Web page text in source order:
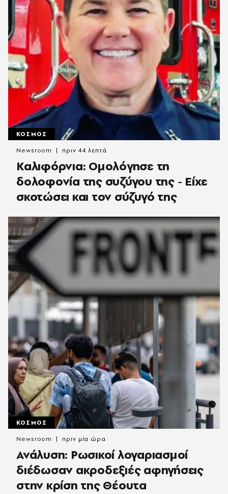
ΚΟΣΜΟΣ
Καλιφόρνια: Ομολόγησε τη
δολοφονία της συζύγου της - Είχε
σκοτώσει και τον σύζυγό της
Newsroom πριν 44 λεπτά
ΚΟΣΜΟΣ
Ανάλυση: Ρωσικοί λογαριασμοί
διέδωσαν ακροδεξιές αφηγήσεις
στην κρίση της Θέουτα
Newsroom πριν μία ώρα